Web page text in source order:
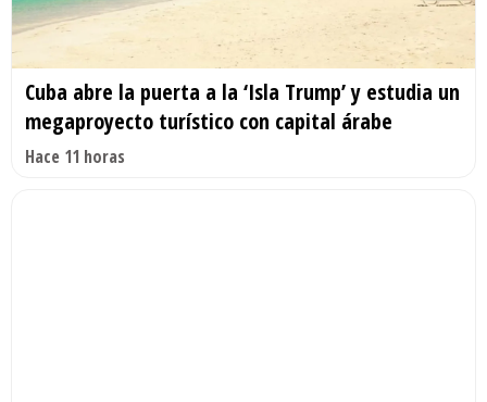
Cuba abre la puerta a la ‘Isla Trump’ y estudia un
megaproyecto turístico con capital árabe
Hace 11 horas